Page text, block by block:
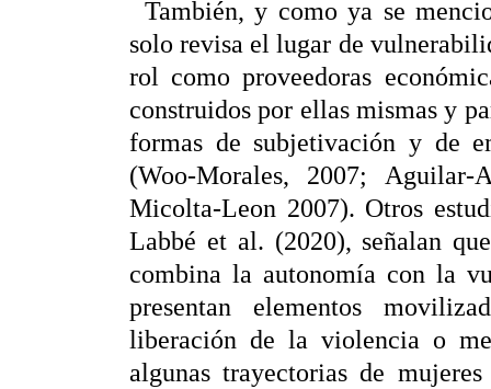
También, y como ya se
solo revisa el lugar de
rol como proveedoras
construidos por ellas mismas y
formas de subjetivación y de
(Woo-Morales, 2007;
Micolta-Leon 2007). Otros
Labbé et al. (2020), señalan
combina la autonomía con la
presentan elementos
liberación de la violencia o
algunas trayectorias de